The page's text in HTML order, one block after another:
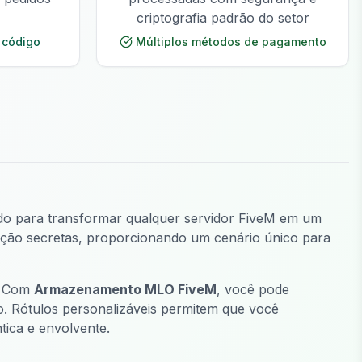
criptografia padrão do setor
Múltiplos métodos de pagamento
para transformar qualquer servidor FiveM em um
secretas, proporcionando um cenário único para
Armazenamento MLO FiveM, você pode
Rótulos personalizáveis permitem que você
e envolvente.